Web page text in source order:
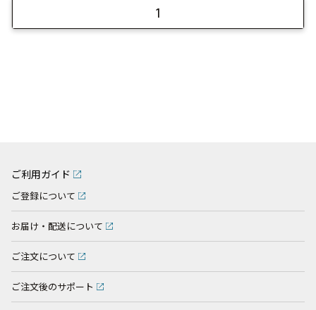
1
ご利用ガイド
ご登録について
お届け・配送について
ご注文について
ご注文後のサポート